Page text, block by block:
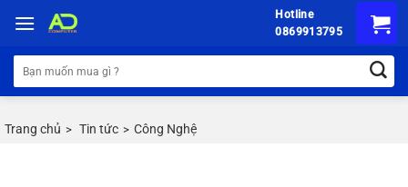
đến
nội
dung
Hotline
0869913795
Tìm
kiếm:
Trang chủ > Tin tức > Công Nghệ